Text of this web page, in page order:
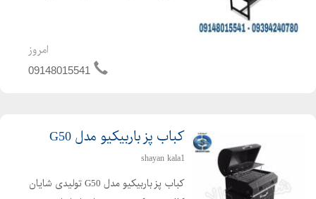
>> فیکسچرهای مونتاژ جوشي HEAT STACKING رودري هاي رانا
>> مجموعه فيكسچرهاي روتاري ساندرو و لوگان
• شركت فورسيا آذين پارس
فيكسچر كنترلي براي پروژه X
امروز
09148015541
کباب پز باربیکیو مدل G50
shayan kala1
کباب پز باربیکیو مدل G50 تولیدی شایان